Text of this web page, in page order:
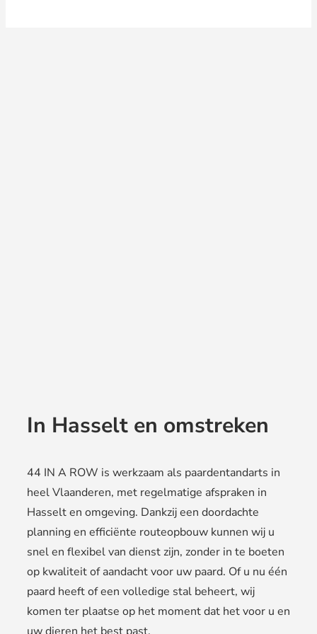
In Hasselt en omstreken
44 IN A ROW is werkzaam als paardentandarts in
heel Vlaanderen, met regelmatige afspraken in
Hasselt en omgeving. Dankzij een doordachte
planning en efficiënte routeopbouw kunnen wij u
snel en flexibel van dienst zijn, zonder in te boeten
op kwaliteit of aandacht voor uw paard. Of u nu één
paard heeft of een volledige stal beheert, wij
komen ter plaatse op het moment dat het voor u en